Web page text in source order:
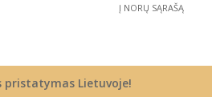
Į NORŲ SĄRAŠĄ
pristatymas Lietuvoje!